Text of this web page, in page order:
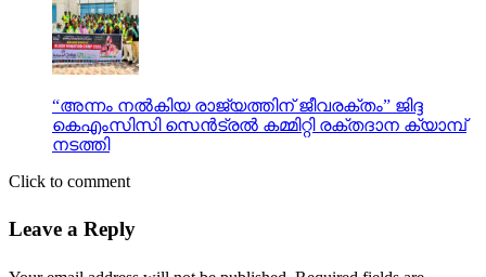
“അന്നം നൽകിയ രാജ്യത്തിന് ജീവരക്തം” ജിദ്ദ
കെഎംസിസി സെൻട്രൽ കമ്മിറ്റി രക്തദാന ക്യാമ്പ്
നടത്തി
Click to comment
Leave a Reply